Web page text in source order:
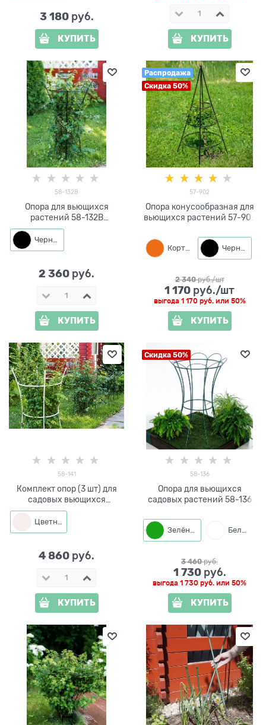
3 180 руб.
КУПИТЬ КУПИТЬ
58-132B
Опора для вьющихся
растений 58-132B
металлическая круглая
h=100 см
Черный
2 360 руб.
КУПИТЬ
Распродажа
Скидка 50%
57-902
Опора конусообразная для
вьющихся растений 57-902
Кортен Черный
2 340 руб./шт
1 170 руб./шт
выгода 1 170 руб.или 50%
КУПИТЬ
58-141
Комплект опор (3 шт) для
садовых вьющихся
растений 58-141
Цветная
4 860 руб.
КУПИТЬ
Скидка 50%
58-136
Опора для вьющихся
садовых растений 58-136
h=104 см
Зелёный Белый
3 460 руб.
1 730 руб.
выгода 1 730 руб. или 50%
КУПИТЬ